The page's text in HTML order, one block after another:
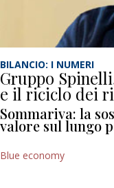
BILANCIO: I NUMERI
Gruppo
e il riciclo dei
Sommariva: la
valore sul lungo
Blue economy